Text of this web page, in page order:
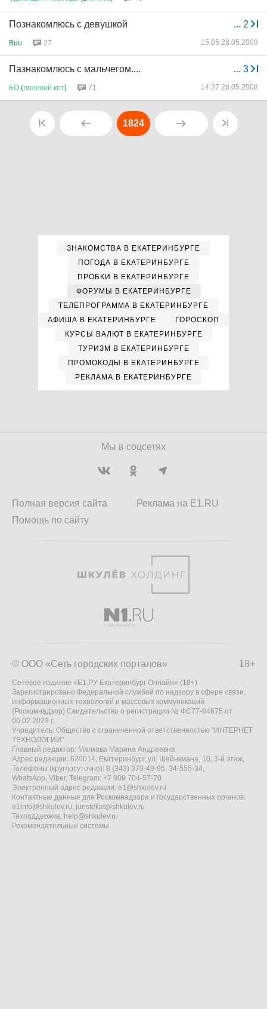
... 2
Познакомлюсь с девушкой
Buu 27 15:05 28.05.2008
... 3
Пазнакомлюсь с мальчегом....
БО (полевой кот) 71 14:37 28.05.2008
1824
ЗНАКОМСТВА В ЕКАТЕРИНБУРГЕ
ПОГОДА В ЕКАТЕРИНБУРГЕ
ПРОБКИ В ЕКАТЕРИНБУРГЕ
ФОРУМЫ В ЕКАТЕРИНБУРГЕ
ТЕЛЕПРОГРАММА В ЕКАТЕРИНБУРГЕ
АФИША В ЕКАТЕРИНБУРГЕ
ГОРОСКОП
КУРСЫ ВАЛЮТ В ЕКАТЕРИНБУРГЕ
ТУРИЗМ В ЕКАТЕРИНБУРГЕ
ПРОМОКОДЫ В ЕКАТЕРИНБУРГЕ
РЕКЛАМА В ЕКАТЕРИНБУРГЕ
Мы в соцсетях
Полная версия сайта
Помощь по сайту
Реклама на E1.RU
18+
© ООО «Сеть городских порталов»
Сетевое издание «Е1.РУ Екатеринбург Онлайн» (18+)
Зарегистрировано Федеральной службой по надзору в сфере связи,
информационных технологий и массовых коммуникаций
(Роскомнадзор) Свидетельство о регистрации № ФС77-84675 от
06.02.2023 г.
Учредитель: Общество с ограниченной ответственностью "ИНТЕРНЕТ
ТЕХНОЛОГИИ"
Главный редактор: Малкова Марина Андреевна
Адрес редакции: 620014, Екатеринбург, ул. Шейнкмана, 10, 3-й этаж,
Телефоны (круглосуточно): 8 (343) 379-49-95, 34-555-34,
WhatsApp, Viber, Telegram: +7 909 704-57-70
Электронный адрес редакции: e1@shkulev.ru
Контактные данные для Роскомнадзора и государственных органов:
e1info@shkulev.ru, juristekat@shkulev.ru
Техподдержка: help@shkulev.ru
Рекомендательные системы